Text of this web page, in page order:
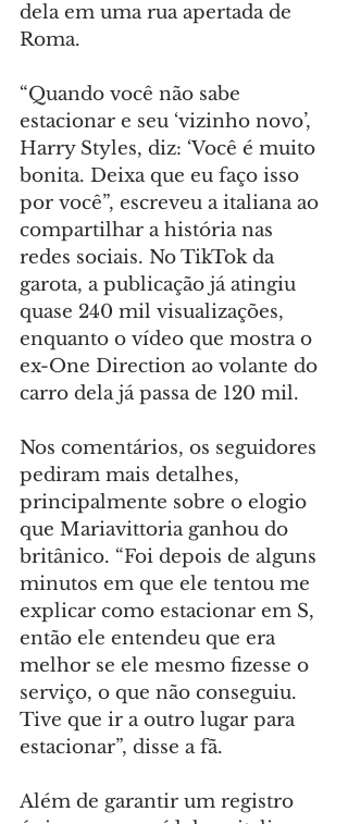
dela em uma rua apertada de
Roma.
“Quando você não sabe
estacionar e seu ‘vizinho novo’,
Harry Styles, diz: ‘Você é muito
bonita. Deixa que eu faço isso
por você”, escreveu a italiana ao
compartilhar a história nas
redes sociais. No TikTok da
garota, a publicação já atingiu
quase 240 mil visualizações,
enquanto o vídeo que mostra o
ex-One Direction ao volante do
carro dela já passa de 120 mil.
Nos comentários, os seguidores
pediram mais detalhes,
principalmente sobre o elogio
que Mariavittoria ganhou do
britânico. “Foi depois de alguns
minutos em que ele tentou me
explicar como estacionar em S,
então ele entendeu que era
melhor se ele mesmo fizesse o
serviço, o que não conseguiu.
Tive que ir a outro lugar para
estacionar”, disse a fã.
Além de garantir um registro